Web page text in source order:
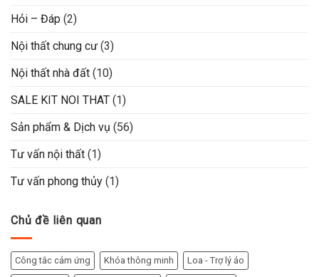
Hỏi – Đáp (2)
Nội thất chung cư (3)
Nội thất nhà đất (10)
SALE KIT NOI THAT (1)
Sản phẩm & Dịch vụ (56)
Tư vấn nội thất (1)
Tư vấn phong thủy (1)
Chủ đề liên quan
Công tắc cảm ứng Khóa thông minh Loa - Trợ lý ảo